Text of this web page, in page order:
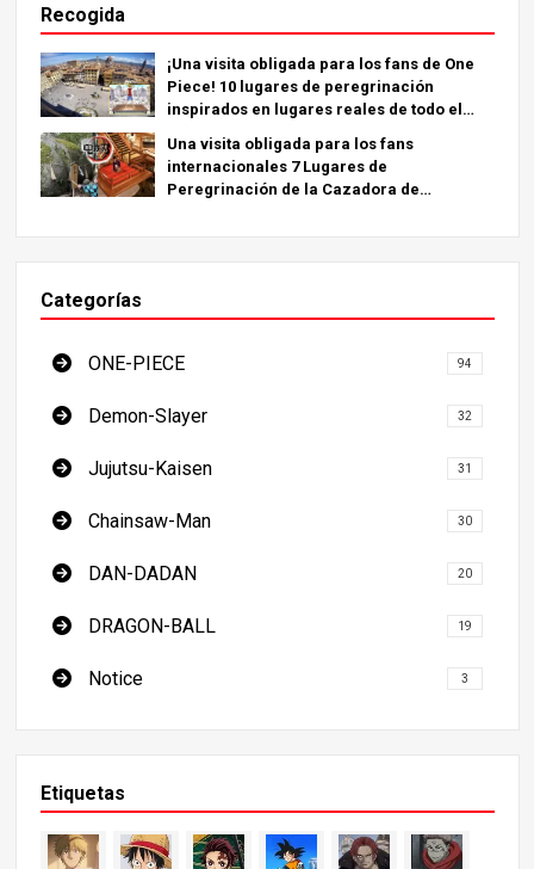
Recogida
¡Una visita obligada para los fans de One
Piece! 10 lugares de peregrinación
inspirados en lugares reales de todo el
Una visita obligada para los fans
internacionales 7 Lugares de
Peregrinación de la Cazadora de
Categorías
ONE-PIECE 94
Demon-Slayer 32
Jujutsu-Kaisen 31
Chainsaw-Man 30
DAN-DADAN 20
DRAGON-BALL 19
Notice 3
Etiquetas